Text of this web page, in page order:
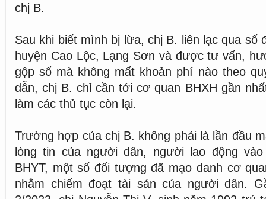
chị B.
Sau khi biết mình bị lừa, chị B. liên lạc qua số
huyện Cao Lộc, Lạng Sơn và được tư vấn,
gộp sổ mà không mất khoản phí nào theo
dẫn, chị B. chỉ cần tới cơ quan BHXH gần
làm các thủ tục còn lại.
Trường hợp của chị B. không phải là lần đầu
lòng tin của người dân, người lao động
BHYT, một số đối tượng đã mạo danh cơ
nhằm chiếm đoạt tài sản của người dân.